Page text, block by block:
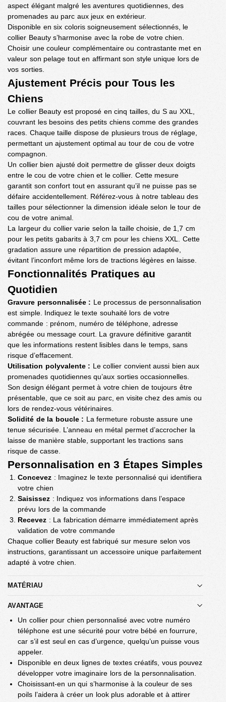
aspect élégant malgré les aventures quotidiennes, des
promenades au parc aux jeux en extérieur.
Disponible en six coloris soigneusement sélectionnés, le
collier Beauty s’harmonise avec la robe de votre chien.
Choisir une couleur complémentaire ou contrastante met en
valeur son pelage tout en affirmant son style unique lors de
vos sorties.
Ajustement Précis pour Tous les
Chiens
Le collier Beauty est proposé en cinq tailles, du S au XXL,
couvrant les besoins des petits chiens comme des grandes
races. Chaque taille dispose de plusieurs trous de réglage,
permettant un ajustement optimal au tour de cou de votre
compagnon.
Un collier bien ajusté doit permettre de glisser deux doigts
entre le cou de votre chien et le collier. Cette mesure
garantit son confort tout en assurant qu’il ne puisse pas se
défaire accidentellement. Référez-vous à notre tableau des
tailles pour sélectionner la dimension idéale selon le tour de
cou de votre animal.
La largeur du collier varie selon la taille choisie, de 1,7 cm
pour les petits gabarits à 3,7 cm pour les chiens XXL. Cette
gradation assure une répartition de pression adaptée,
évitant l’inconfort même lors de tractions légères en laisse.
Fonctionnalités Pratiques au
Quotidien
Gravure personnalisée : Le processus de personnalisation
est simple. Indiquez le texte souhaité lors de votre
commande : prénom, numéro de téléphone, adresse
abrégée ou message court. La gravure définitive garantit
que les informations restent lisibles dans le temps, sans
risque d’effacement.
Utilisation polyvalente : Le collier convient aussi bien aux
promenades quotidiennes qu’aux sorties occasionnelles.
Son design élégant permet à votre chien de toujours être
présentable, que ce soit au parc, en visite chez des amis ou
lors de rendez-vous vétérinaires.
Solidité de la boucle : La fermeture robuste assure une
tenue sécurisée. L’anneau en métal permet d’accrocher la
laisse de manière stable, supportant les tractions sans
risque de casse.
Personnalisation en 3 Étapes Simples
Concevez : Imaginez le texte personnalisé qui identifiera
votre chien
Saisissez : Indiquez vos informations dans l’espace
prévu lors de la commande
Recevez : La fabrication démarre immédiatement après
validation de votre commande
Chaque collier Beauty est fabriqué sur mesure selon vos
instructions, garantissant un accessoire unique parfaitement
adapté à votre chien.
MATÉRIAU
AVANTAGE
Un collier pour chien personnalisé avec votre numéro
téléphone est une sécurité pour votre bébé en fourrure,
car s’il est seul en cas d’urgence, quelqu’un puisse vous
appeler.
Disponible en deux lignes de textes créatifs, vous pouvez
développer votre imaginaire lors de la personnalisation.
Choisissant-en un qui s’harmonise à la couleur de ses
poils l’aidera à créer un look plus adorable et à attirer